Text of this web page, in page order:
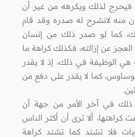
فيحرج لذلك ويكرهه من غير أن
منه لانشرح له صدره وقد قام
كما لو صدر ذلك من إنسان
عن إزالته، فكذلك كراهة ما
الوظيفة في ذلك، إذ لا يقدر
كما لا يقدر على دفع من
ذلك في آخر الأمر من جهة أن
ألا ترى أن أكثر الناس
فلا تشتد كما تشتد كراهة